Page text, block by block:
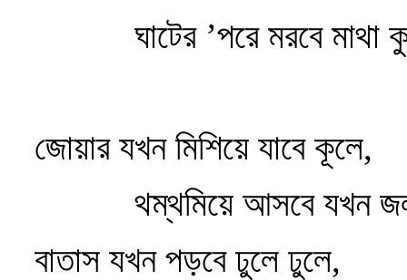
ঘাটের ’পরে মরবে মাথা
জোয়ার যখন মিশিয়ে যাবে কূলে,
থম্‌থমিয়ে আসবে যখন
বাতাস যখন পড়বে ঢুলে ঢুলে,